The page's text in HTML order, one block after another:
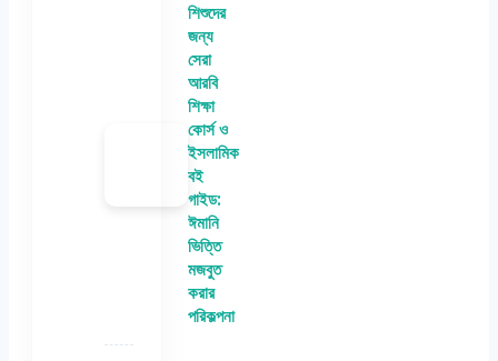
শিশুদের
জন্য
সেরা
আরবি
শিক্ষা
কোর্স ও
ইসলামিক
বই
গাইড:
ঈমানি
ভিত্তি
মজবুত
করার
পরিকল্পনা